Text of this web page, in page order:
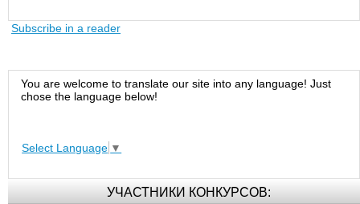
Subscribe in a reader
You are welcome to translate our site into any language! Just
chose the language below!
Select Language ▼
УЧАСТНИКИ КОНКУРСОВ: